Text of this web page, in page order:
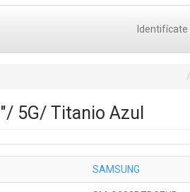
Identifícate
5G/ Titanio Azul
SAMSUNG